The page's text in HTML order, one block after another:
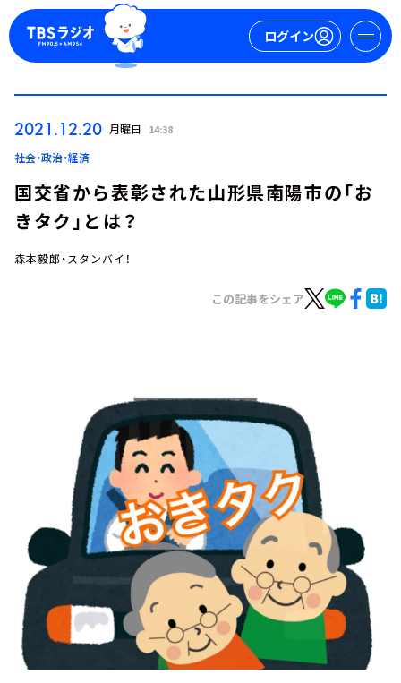
ログイン
お知らせ
イベント・グッズ
YouTube
会社情報
2021.12.20 月曜日 14:38
社会・政治・経済
国交省から表彰された山形県南陽市の「お
きタク」とは？
森本毅郎・スタンバイ！
この記事をシェア